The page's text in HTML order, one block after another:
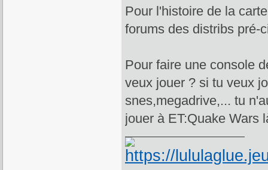
Pour l'histoire de la
forums des distribs pré-
Pour faire une console
veux jouer ? si tu veux
snes,megadrive,... tu
jouer à ET:Quake Wars